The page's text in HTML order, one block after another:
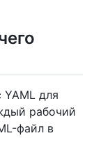
YAML для
рабочий
файл в